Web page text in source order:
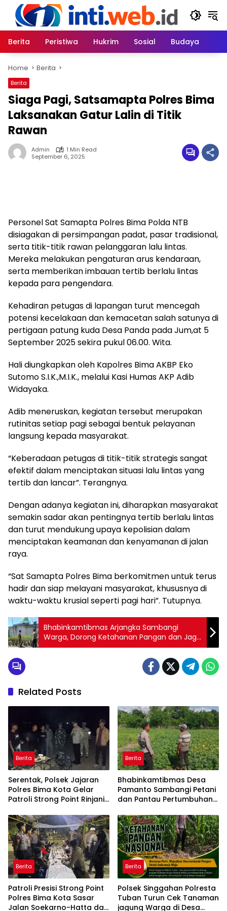
content
Berita
Peristiwa Hukrim Sosial Budaya
Home Berita
Berita
Siaga Pagi, Satsamapta Polres Bima
Laksanakan Gatur Lalin di Titik
Rawan
Admin
1 Min Read
September 6, 2025
Personel Sat Samapta Polres Bima Polda NTB
disiagakan di persimpangan padat, pasar tradisional,
serta titik-titik rawan pelanggaran lalu lintas.
Mereka melakukan pengaturan arus kendaraan,
serta memberikan imbauan tertib berlalu lintas
kepada para pengendara.
Kehadiran petugas di lapangan turut mencegah
potensi kecelakaan dan kemacetan salah satunya di
pertigaan patung kuda Desa Panda pada Jum,at 5
September 2025 sekira pukul 06.00. Wita.
Hali diungkapkan oleh Kapolres Bima AKBP Eko
Sutomo S.I.K.,M.I.K., melalui Kasi Humas AKP Adib
Widayaka.
Adib meneruskan, kegiatan tersebut merupakan
rutinitas setiap pagi sebagai bentuk pelayanan
langsung kepada masyarakat.
“Keberadaan petugas di titik-titik strategis sangat
efektif dalam menciptakan situasi lalu lintas yang
tertib dan lancar”. Terangnya.
Dengan adanya kegiatan ini, diharapkan masyarakat
semakin sadar akan pentingnya tertib berlalu lintas
dan turut mendukung upaya kepolisian dalam
menciptakan keamanan dan kenyamanan di jalan
raya.
“Sat Samapta Polres Bima berkomitmen untuk terus
hadir dan siap melayani masyarakat, khususnya di
waktu-waktu krusial seperti pagi hari”. Tutupnya.
Bhabinkamtibmas Arjangka Sambangi
Warga, Dorong Ketahanan Pangan dan Jaga
Kamtibmas
Related Posts
Berita
Serentak, Polsek Jajaran
Polres Bima Kota Gelar
Patroli Strong Point Rinjani
Berita
Bhabinkamtibmas Desa
Pamanto Sambangi Petani
dan Pantau Pertumbuhan
Berita
Patroli Presisi Strong Point
Polres Bima Kota Sasar
Jalan Soekarno-Hatta dan
Berita
Polsek Singgahan Polresta
Tuban Turun Cek Tanaman
jagung Warga di Desa